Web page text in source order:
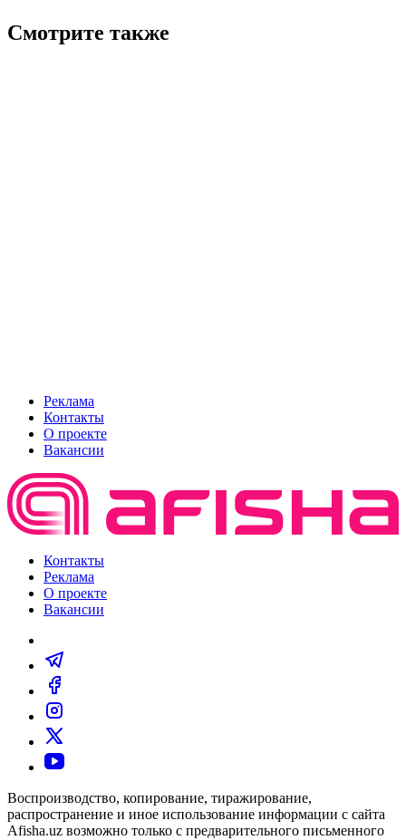
Смотрите также
Реклама
Контакты
О проекте
Вакансии
Контакты
Реклама
О проекте
Вакансии
Воспроизводство, копирование, тиражирование,
распространение и иное использование информации с сайта
Afisha.uz возможно только с предварительного письменного